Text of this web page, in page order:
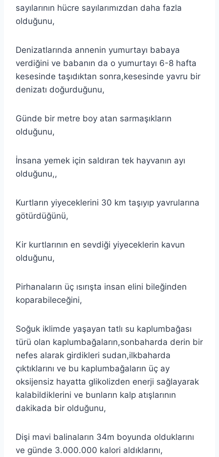
sayılarının hücre sayılarımızdan daha fazla
olduğunu,
Denizatlarında annenin yumurtayı babaya
verdiğini ve babanın da o yumurtayı 6-8 hafta
kesesinde taşıdıktan sonra,kesesinde yavru bir
denizatı doğurduğunu,
Günde bir metre boy atan sarmaşıkların
olduğunu,
İnsana yemek için saldıran tek hayvanın ayı
olduğunu,,
Kurtların yiyeceklerini 30 km taşıyıp yavrularına
götürdüğünü,
Kir kurtlarının en sevdiği yiyeceklerin kavun
olduğunu,
Pirhanaların üç ısırışta insan elini bileğinden
koparabileceğini,
Soğuk iklimde yaşayan tatlı su kaplumbağası
türü olan kaplumbağaların,sonbaharda derin bir
nefes alarak girdikleri sudan,ilkbaharda
çıktıklarını ve bu kaplumbağaların üç ay
oksijensiz hayatta glikolizden enerji sağlayarak
kalabildiklerini ve bunların kalp atışlarının
dakikada bir olduğunu,
Dişi mavi balinaların 34m boyunda olduklarını
ve günde 3.000.000 kalori aldıklarını,